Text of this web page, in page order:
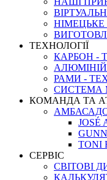
ТЕХНОЛОГІЇ
КАРБОН -
АЛЮМІНІЙ
РАМИ -
СИСТЕМА
КОМАНДА ТА
JOSÉ
TONI
СЕРВІС
СВІТОВІ